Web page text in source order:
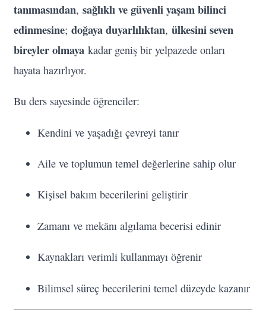
tanımasından, sağlıklı ve güvenli yaşam bilinci
edinmesine; doğaya duyarlılıktan, ülkesini seven
bireyler olmaya kadar geniş bir yelpazede onları
hayata hazırlıyor.
Bu ders sayesinde öğrenciler:
Kendini ve yaşadığı çevreyi tanır
Aile ve toplumun temel değerlerine sahip olur
Kişisel bakım becerilerini geliştirir
Zamanı ve mekânı algılama becerisi edinir
Kaynakları verimli kullanmayı öğrenir
Bilimsel süreç becerilerini temel düzeyde kazanır